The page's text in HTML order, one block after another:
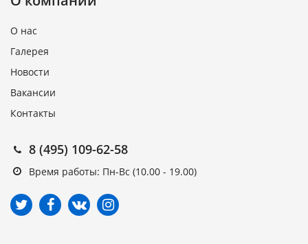
О нас
Галерея
Новости
Вакансии
Контакты
8 (495) 109-62-58
Время работы: Пн-Вс (10.00 - 19.00)